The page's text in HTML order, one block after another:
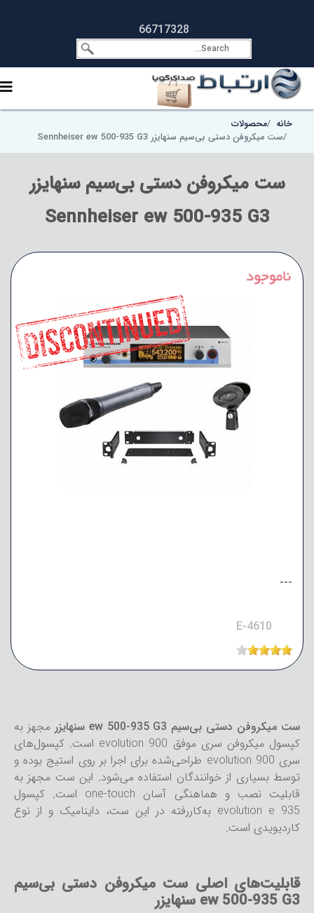
66717328
خانه
محصولات
ست میکروفن دستی بی‌سیم سنهایزر Sennheiser ew 500-935 G3
ست میکروفن دستی بی‌سیم سنهایزر
Sennheiser ew 500-935 G3
---
E-4610
ست میکروفن دستی بی‌سیم ew 500-935 G3 سنهایزر
مجهز به
کپسول میکروفن سری موفق evolution 900 است. کپسول‌های
سری evolution 900 طراحی‌شده برای اجرا بر روی استیج بوده و
توسط بسیاری از خوانندگان استفاده می‌شود. این ست مجهز به
قابلیت نصب و هماهنگی آسان one-touch است. کپسول
evolution e 935 به‌کاررفته در این ست، داینامیک و از نوع
کاردیویدی است.
قابلیت‌های اصلی ست میکروفن دستی بی‌سیم
ew 500-935 G3 سنهایزر